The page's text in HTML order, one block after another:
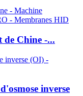
de Chine -...
inverse